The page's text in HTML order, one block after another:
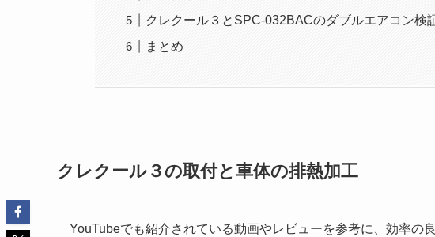
クレクール３とSPC-032BACのダブルエアコン検
まとめ
クレクール３の取付と車体の排熱加工
YouTubeでも紹介されている動画やレビューを参考に、効率の